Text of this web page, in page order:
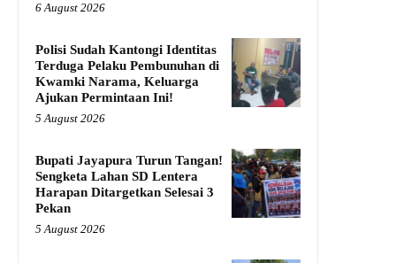
6 August 2026
Polisi Sudah Kantongi Identitas
Terduga Pelaku Pembunuhan di
Kwamki Narama, Keluarga
Ajukan Permintaan Ini!
5 August 2026
Bupati Jayapura Turun Tangan!
Sengketa Lahan SD Lentera
Harapan Ditargetkan Selesai 3
Pekan
5 August 2026